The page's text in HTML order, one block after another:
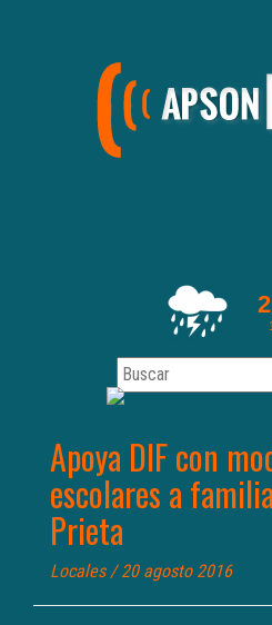
Apoya DIF con
escolares a
Prieta
Locales/ 20 agosto 2016